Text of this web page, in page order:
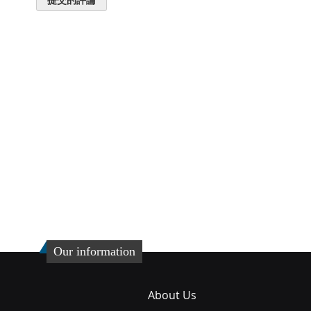
Our information
About Us